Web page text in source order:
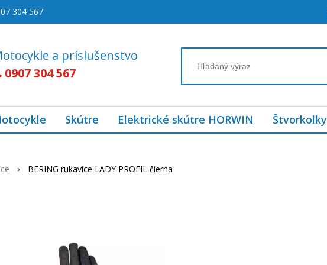
a príslušenstvo
0907 304 567
304 567
Skútre Elektrické skútre HORWIN Štvorkolky
BERING rukavice LADY PROFIL čierna